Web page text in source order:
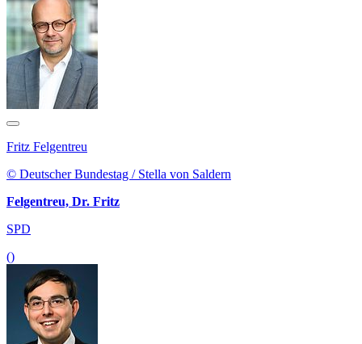
Fritz Felgentreu
© Deutscher Bundestag / Stella von Saldern
Felgentreu, Dr. Fritz
SPD
()